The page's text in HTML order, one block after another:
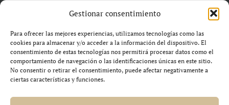
Gestionar consentimiento
Para ofrecer las mejores experiencias, utilizamos tecnologías como las
cookies para almacenar y/o acceder a la información del dispositivo. El
consentimiento de estas tecnologías nos permitirá procesar datos como el
comportamiento de navegación o las identificaciones únicas en este sitio.
No consentir o retirar el consentimiento, puede afectar negativamente a
ciertas características y funciones.
Spain